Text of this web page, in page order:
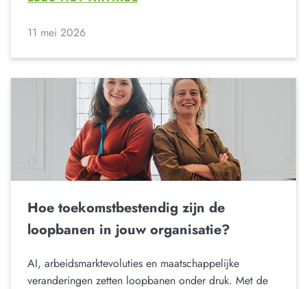
11 mei 2026
Hoe toekomstbestendig zijn de
loopbanen in jouw organisatie?
AI, arbeidsmarktevoluties en maatschappelijke
veranderingen zetten loopbanen onder druk. Met de